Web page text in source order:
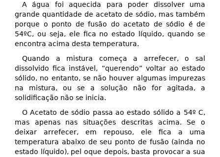
A água foi aquecida para poder dissolver uma
grande quantidade de acetato de sódio, mas também
porque o ponto de fusão do acetato de sódio é de
54ºC, ou seja, ele fica no estado líquido, quando se
encontra acima desta temperatura.
Quando a mistura começa a arrefecer, o sal
dissolvido fica instável, “querendo” voltar ao estado
sólido, no entanto, se não houver algumas impurezas
na mistura, ou se a solução não for agitada, a
solidificação não se inicia.
O Acetato de sódio passa ao estado sólido a 54º C,
mas apenas nas situações descritas acima. Se o
deixar arrefecer, em repouso, ele fica a uma
temperatura abaixo de seu ponto de fusão (ainda no
estado líquido), pel oque depois, basta provocar a sua